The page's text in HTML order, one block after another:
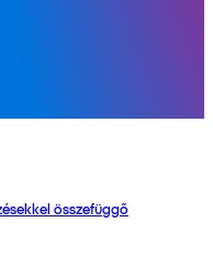
összefüggő